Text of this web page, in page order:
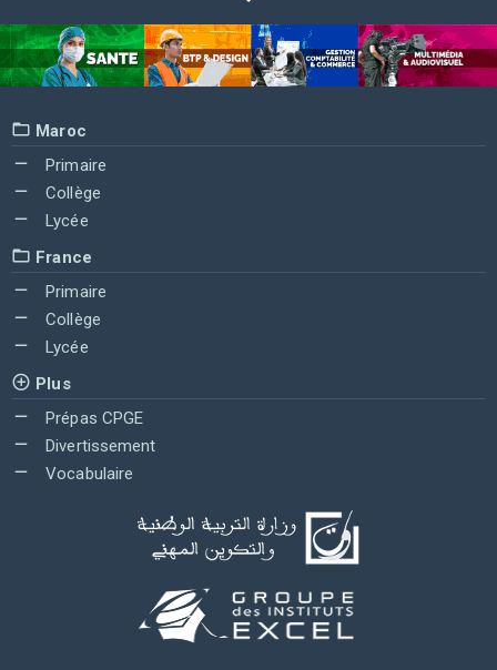
Maroc
Primaire
Collège
Lycée
France
Primaire
Collège
Lycée
Plus
Prépas CPGE
Divertissement
Vocabulaire